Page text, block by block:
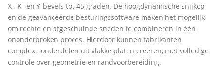
X-, K- en Y-bevels tot 45 graden. De hoogdynamische snijkop
en de geavanceerde besturingssoftware maken het mogelijk
om rechte en afgeschuinde sneden te combineren in één
ononderbroken proces. Hierdoor kunnen fabrikanten
complexe onderdelen uit vlakke platen creëren, met volledige
controle over geometrie en randvoorbereiding.